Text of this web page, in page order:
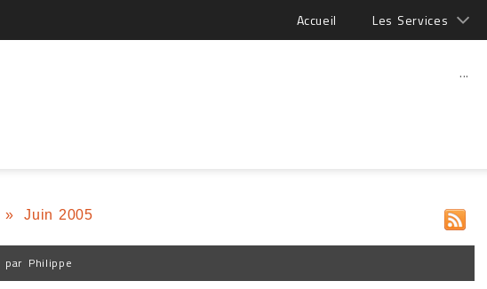
Accueil Les Services
...
» Juin 2005
par Philippe